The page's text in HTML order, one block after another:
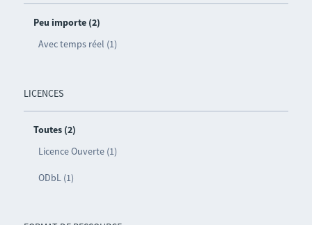
Peu importe (2)
Avec temps réel (1)
LICENCES
Toutes (2)
Licence Ouverte (1)
ODbL (1)